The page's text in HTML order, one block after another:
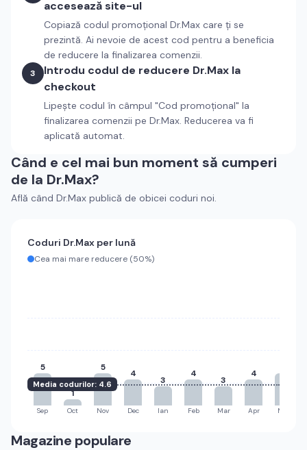
accesează site-ul
Copiază codul promoțional Dr.Max care ți se
prezintă. Ai nevoie de acest cod pentru a beneficia
de reducere la finalizarea comenzii.
3 Introdu codul de reducere Dr.Max la
checkout
Lipește codul în câmpul "Cod promoțional" la
finalizarea comenzii pe Dr.Max. Reducerea va fi
aplicată automat.
Când e cel mai bun moment să cumperi
de la Dr.Max?
Află când Dr.Max publică de obicei coduri noi.
Coduri Dr.Max per lună
Cea mai mare reducere (50%)
Media codurilor: 4.6
5
Sep
1
Oct
5
Nov
4
Dec
3
Ian
4
Feb
3
Mar
4
Apr Mai
Magazine populare